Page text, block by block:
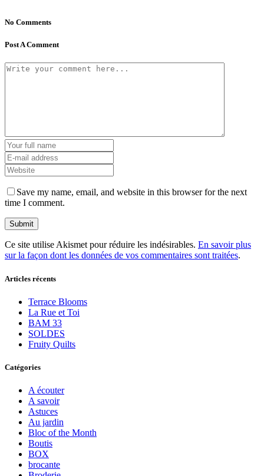
No Comments
Post A Comment
Save my name, email, and website in this browser for the next
time I comment.
Ce site utilise Akismet pour réduire les indésirables. En savoir plus
sur la façon dont les données de vos commentaires sont traitées.
Articles récents
Terrace Blooms
La Rue et Toi
BAM 33
SOLDES
Fruity Quilts
Catégories
A écouter
A savoir
Astuces
Au jardin
Bloc of the Month
Boutis
BOX
brocante